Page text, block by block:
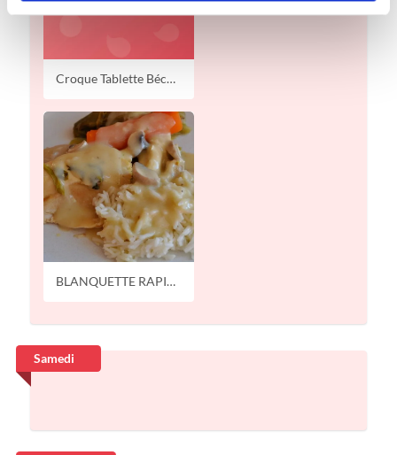
Croque Tablette Béchamel
BLANQUETTE RAPIDE DE POULET CHAMPIGNONS
Samedi